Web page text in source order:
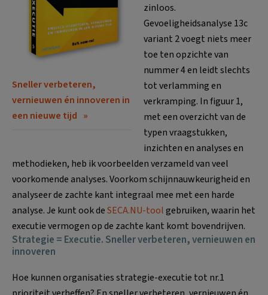
Sneller verbeteren,
vernieuwen én innoveren in
een nieuwe tijd
zinloos.
Gevoeligheidsanalyse 13c
variant 2 voegt niets meer
toe ten opzichte van
nummer 4 en leidt slechts
tot verlamming en
verkramping. In figuur 1,
met een overzicht van de
typen vraagstukken,
inzichten en analyses en
methodieken, heb ik voorbeelden verzameld van veel
voorkomende analyses. Voorkom schijnnauwkeurigheid en
analyseer de zachte kant integraal mee met een harde
analyse. Je kunt ook deSECA.NU-toolgebruiken, waarin het
executie vermogen op de zachte kant komt bovendrijven.
Strategie = Executie. Sneller verbeteren, vernieuwen en
innoveren
Hoe kunnen organisaties strategie-executie tot nr.1